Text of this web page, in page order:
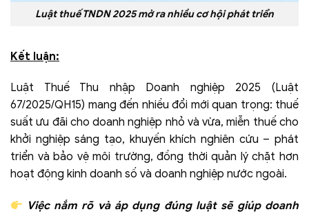
Luật thuế TNDN 2025 mở ra nhiều cơ hội phát triển
Kết luận:
Luật Thuế Thu nhập Doanh nghiệp 2025 (Luật
67/2025/QH15) mang đến nhiều đổi mới quan trọng: thuế
suất ưu đãi cho doanh nghiệp nhỏ và vừa, miễn thuế cho
khởi nghiệp sáng tạo, khuyến khích nghiên cứu – phát
triển và bảo vệ môi trường, đồng thời quản lý chặt hơn
hoạt động kinh doanh số và doanh nghiệp nước ngoài.
Việc nắm rõ và áp dụng đúng luật sẽ giúp doanh